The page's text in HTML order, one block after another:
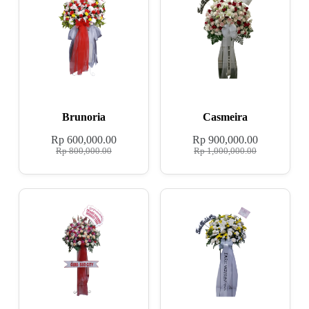
Brunoria
Rp800,000.00
Rp600,000.00
Casmeira
Rp1,000,000.00
Rp 900,000.00